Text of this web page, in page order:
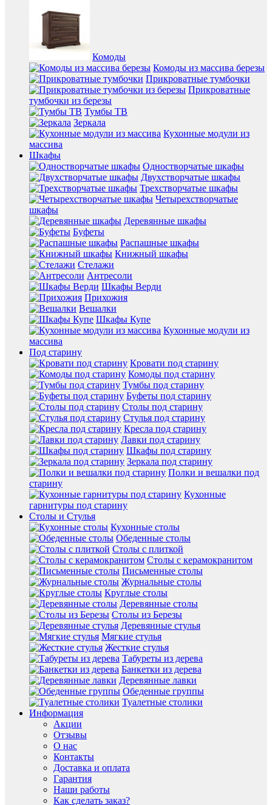
Комоды
Комоды из массива березы
Прикроватные тумбочки
Прикроватные
тумбочки из березы
Тумбы ТВ
Зеркала
Кухонные модули из
массива
Шкафы
Одностворчатые шкафы
Двухстворчатые шкафы
Трехстворчатые шкафы
Четырехстворчатые
шкафы
Деревянные шкафы
Буфеты
Распашные шкафы
Книжный шкафы
Стелажи
Антресоли
Шкафы Верди
Прихожия
Вешалки
Шкафы Купе
Кухонные модули из
массива
Под старину
Кровати под старину
Комоды под старину
Тумбы под старину
Буфеты под старину
Столы под старину
Стулья под старину
Кресла под старину
Лавки под старину
Шкафы под старину
Зеркала под старину
Полки и вешалки под
старину
Кухонные
гарнитуры под старину
Столы и Стулья
Кухонные столы
Обеденные столы
Столы с плиткой
Столы с керамокранитом
Письменные столы
Журнальные столы
Круглые столы
Деревянные столы
Столы из Березы
Деревянные стулья
Мягкие стулья
Жесткие стулья
Табуреты из дерева
Банкетки из дерева
Деревянные лавки
Обеденные группы
Туалетные столики
Информация
Акции
Отзывы
О нас
Контакты
Доставка и оплата
Гарантия
Наши работы
Как сделать заказ?